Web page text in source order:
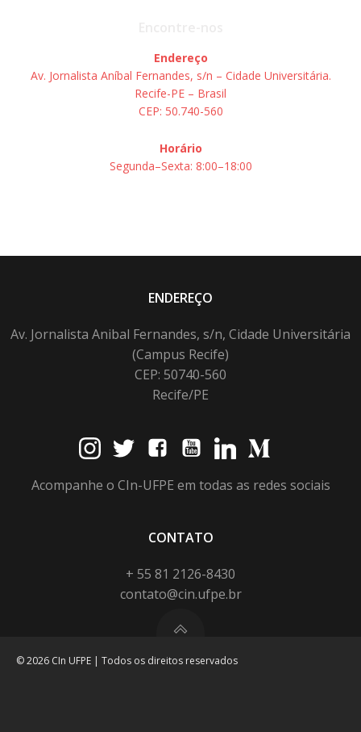
Endereço
Av. Jornalista Aníbal Fernandes, s/n – Cidade Universitária.
Recife-PE – Brasil
CEP: 50.740-560
Horário
Segunda–Sexta: 8:00–18:00
ENDEREÇO
Av. Jornalista Anibal Fernandes, s/n, Cidade Universitária
(Campus Recife)
CEP: 50740-560
Recife/PE
Acompanhe o CIn-UFPE em todas as redes sociais
CONTATO
+ 55 81 2126-8430
contato@cin.ufpe.br
© 2026 CIn UFPE | Todos os direitos reservados